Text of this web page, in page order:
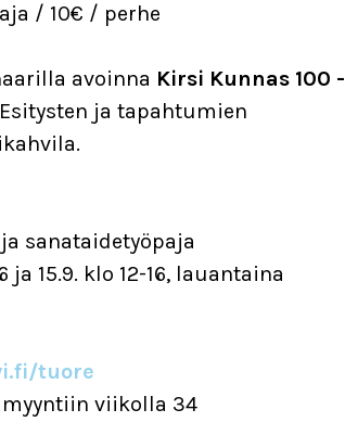
/ 10€ / perhe
avoinna Kirsi Kunnas 100 -
Esitysten ja tapahtumien
sanataidetyöpaja
ja 15.9. klo 12-16, lauantaina
tuore
viikolla 34